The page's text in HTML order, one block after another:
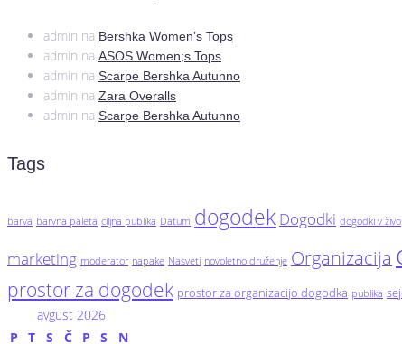
admin na Bershka Women’s Tops
admin na ASOS Women;s Tops
admin na Scarpe Bershka Autunno
admin na Zara Overalls
admin na Scarpe Bershka Autunno
Tags
barva barvna paleta ciljna publika Datum dogodek Dogodki dogodki v živo
marketing moderator napake Nasveti novoletno druženje Organizacija
prostor za dogodek prostor za organizacijo dogodka publika
avgust 2026
P
T S Č P S N